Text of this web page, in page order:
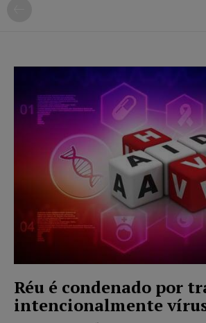
Réu é condenado por
intencionalmente